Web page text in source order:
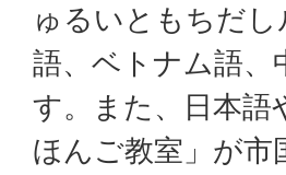
ゅるいともちだ
語、ベトナム語、
す。また、日本語
ほんご教室」が市